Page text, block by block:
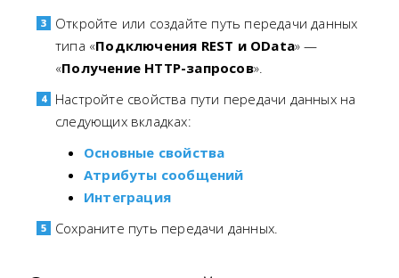
Откройте или создайте путь передачи данных
типа «Подключения REST и OData» —
«Получение HTTP-запросов».
Настройте свойства пути передачи данных на
следующих вкладках:
Основные свойства
Атрибуты сообщений
Интеграция
Сохраните путь передачи данных.